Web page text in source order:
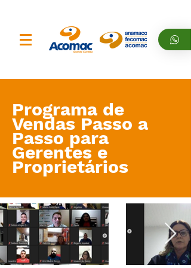
Programa de
Vendas Passo a
Passo para
Gerentes e
Proprietários